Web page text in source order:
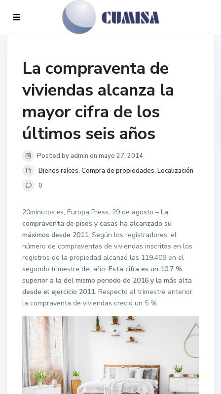
La compraventa de
viviendas alcanza la
mayor cifra de los
últimos seis años
Posted by admin on mayo 27, 2014
Bienes raíces, Compra de propiedades, Localización
0
20minutos.es, Europa Press, 29 de agosto – La
compraventa de pisos y casas ha alcanzado su
máximos desde 2011. Según los registradores, el
número de compraventas de viviendas inscritas en los
registros de la propiedad alcanzó las 119.408 en el
segundo trimestre del año. Esta cifra es un 10,7 %
superior a la del mismo periodo de 2016 y la más alta
desde el ejercicio 2011. Respecto al trimestre anterior,
la compraventa de viviendas creció un 5 %.